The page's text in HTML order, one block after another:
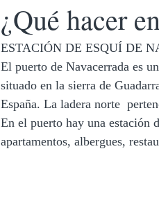
¿Qué hacer
ESTACIÓN DE ESQUÍ DE
El puerto de Navacerrada es
situado en la sierra de
España. La ladera norte
En el puerto hay una estación
apartamentos, albergues,